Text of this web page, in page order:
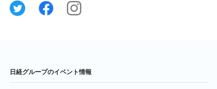
日経グループのイベント情報